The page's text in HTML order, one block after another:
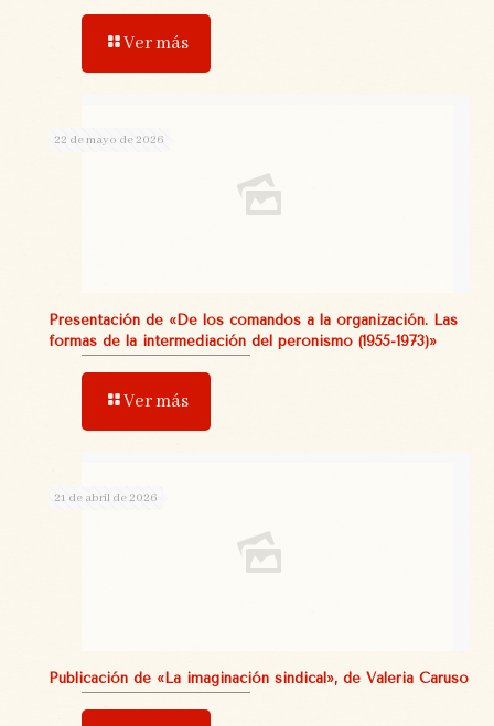
Ver más
22 de mayo de 2026
Presentación de «De los comandos a la organización. Las
formas de la intermediación del peronismo (1955-1973)»
Ver más
21 de abril de 2026
Publicación de «La imaginación sindical», de Valeria Caruso